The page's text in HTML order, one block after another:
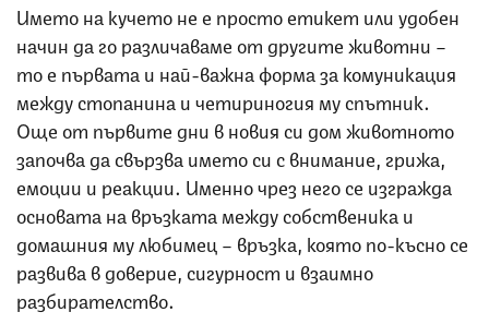
Името на кучето не е просто етикет или удобен
начин да го различаваме от другите животни –
то е първата и най-важна форма за комуникация
между стопанина и четириногия му спътник.
Още от първите дни в новия си дом животното
започва да свързва името си с внимание, грижа,
емоции и реакции. Именно чрез него се изгражда
основата на връзката между собственика и
домашния му любимец – връзка, която по-късно се
развива в доверие, сигурност и взаимно
разбирателство.